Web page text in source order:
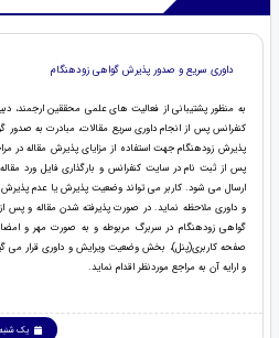
داوری سریع و صدور پذیرش گواهی زودهنگام
به منظور پشتیبانی از فعالیت های علمی محققین ارجمند،
کنفرانس پس از انجام داوری سریع مقالات، مبادرت به صدور
پذیرش زودهنگام جهت استفاده از مزایای پذیرش مقاله در
پس از ثبت نام در سایت کنفرانس و بارگذاری فایل ورد
ارسال می شود. کاربر می تواند وضعیت پذیرش یا عدم
گواهی زودهنگام در سربرگ مربوطه و به صورت مهر و
صفحه کاربری(پنل)، بخش وضعیت ویرایش و داوری قرار می
و ارایه آن به مراجع موردنظر اقدام نماید.
یک شنبه 23 مرداد 1401 (3